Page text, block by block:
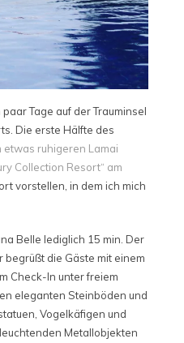
Tage auf der Trauminsel
Die erste Hälfte des
etwas ruhigeren Lamai
Collection Resort“ am
vorstellen, in dem ich mich
Belle lediglich 15 min. Der
begrüßt die Gäste mit einem
Check-In unter freiem
eleganten Steinböden und
Vogelkäfigen und
Metallobjekten